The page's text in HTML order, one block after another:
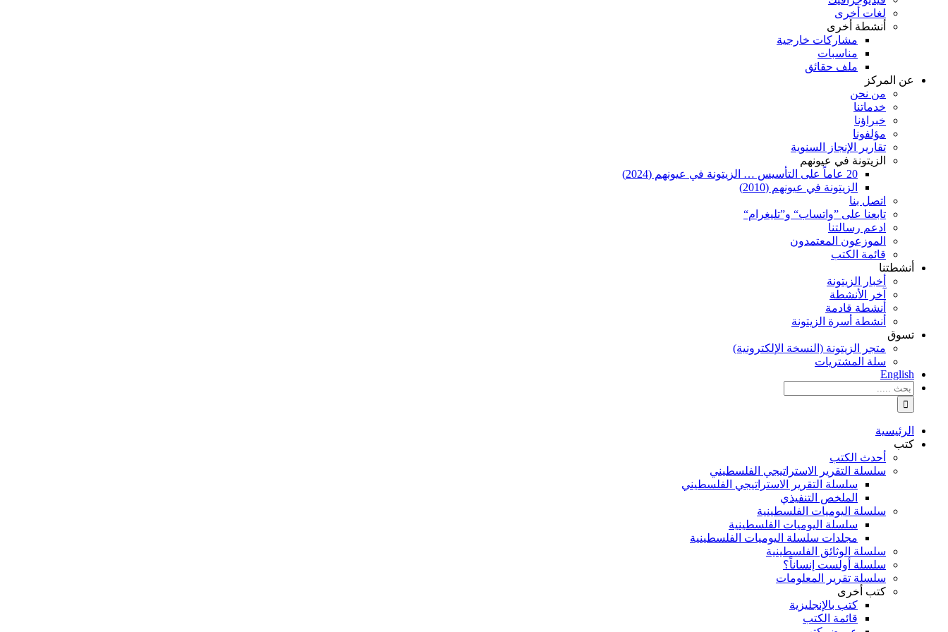
لغات أخرى
أنشطة أخرى
مشاركات خارجية
مناسبات
ملف حقائق
عن المركز
من نحن
خدماتنا
خبراؤنا
مؤلفونا
تقارير الإنجاز السنوية
الزيتونة في عيونهم
20 عاماً على التأسيس … الزيتونة في عيونهم (2024)
الزيتونة في عيونهم (2010)
اتصل بنا
تابعنا على ”واتساب“ و”تليغرام“
ادعم رسالتنا
الموزعون المعتمدون
قائمة الكتب
أنشطتنا
أخبار الزيتونة
آخر الأنشطة
أنشطة قادمة
أنشطة أسرة الزيتونة
تسوق
متجر الزيتونة (النسخة الإلكترونية)
سلة المشتريات
English
نتائج
البحث
بالنسبة
الي
:
الرئيسية
كتب
أحدث الكتب
سلسلة التقرير الاستراتيجي الفلسطيني
سلسلة التقرير الاستراتيجي الفلسطيني
الملخص التنفيذي
سلسلة اليوميات الفلسطينية
سلسلة اليوميات الفلسطينية
مجلدات سلسلة اليوميات الفلسطينية
سلسلة الوثائق الفلسطينية
سلسلة أولست إنساناً؟
سلسلة تقرير المعلومات
كتب أخرى
كتب بالإنجليزية
قائمة الكتب